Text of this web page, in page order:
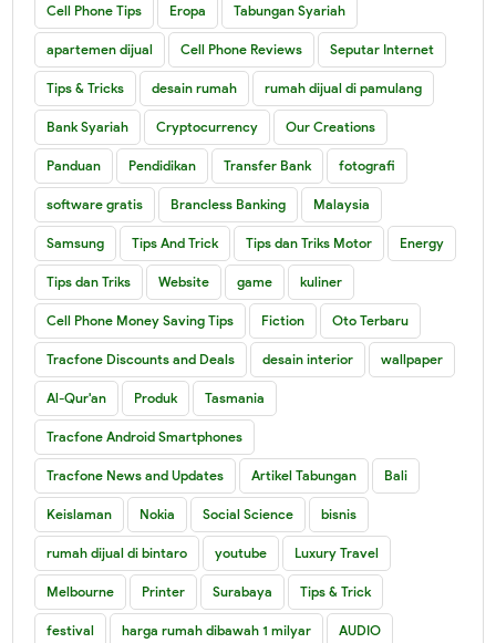
Cell Phone Tips Eropa Tabungan Syariah
apartemen dijual Cell Phone Reviews Seputar Internet
Tips & Tricks desain rumah rumah dijual di pamulang
Bank Syariah Cryptocurrency Our Creations
Panduan Pendidikan Transfer Bank fotografi
software gratis Brancless Banking Malaysia
Samsung Tips And Trick Tips dan Triks Motor Energy
Tips dan Triks Website game kuliner
Cell Phone Money Saving Tips Fiction Oto Terbaru
Tracfone Discounts and Deals desain interior wallpaper
Al-Qur'an Produk Tasmania
Tracfone Android Smartphones
Tracfone News and Updates Artikel Tabungan Bali
Keislaman Nokia Social Science bisnis
rumah dijual di bintaro youtube Luxury Travel
Melbourne Printer Surabaya Tips & Trick
festival harga rumah dibawah 1 milyar AUDIO